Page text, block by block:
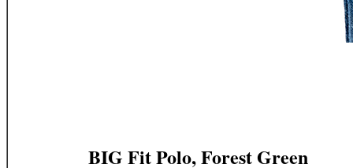
BIG Fit Polo, Forest Green